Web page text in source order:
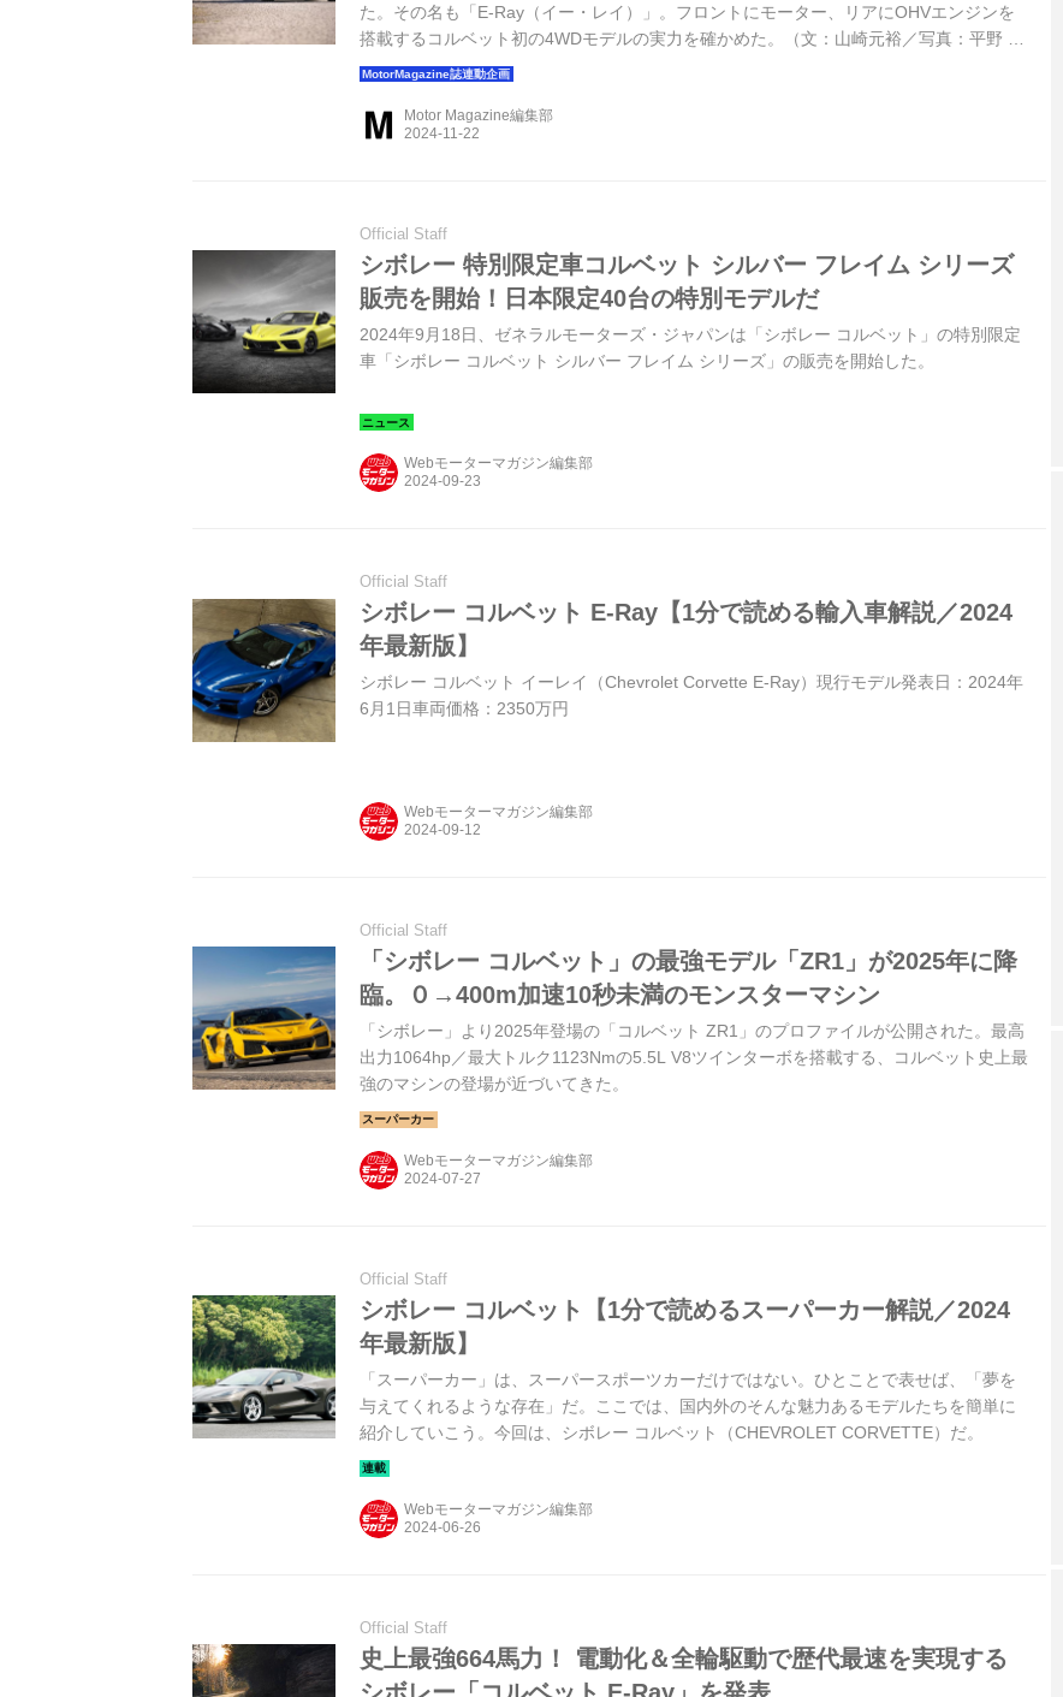
た。その名も「E-Ray（イー・レイ）」。フロントにモーター、リアにOHVエンジンを
搭載するコルベット初の4WDモデルの実力を確かめた。（文：山崎元裕／写真：平野 陽
／MotorMagazine2024年11月号より）
Motor Magazine編集部
Official Staff
シボレー 特別限定車コルベット シルバー フレイム シリーズ
販売を開始！日本限定40台の特別モデルだ
2024年9月18日、ゼネラルモーターズ・ジャパンは「シボレー コルベット」の特別限定
車「シボレー コルベット シルバー フレイム シリーズ」の販売を開始した。
Webモーターマガジン編集部
Official Staff
シボレー コルベット E-Ray【1分で読める輸入車解説／2024
年最新版】
シボレー コルベット イーレイ（Chevrolet Corvette E-Ray）現行モデル発表日：2024年
6月1日車両価格：2350万円
Webモーターマガジン編集部
Official Staff
「シボレー コルベット」の最強モデル「ZR1」が2025年に降
臨。０→400m加速10秒未満のモンスターマシン
「シボレー」より2025年登場の「コルベット ZR1」のプロファイルが公開された。最高
出力1064hp／最大トルク1123Nmの5.5L V8ツインターボを搭載する、コルベット史上最
強のマシンの登場が近づいてきた。
Webモーターマガジン編集部
Official Staff
シボレー コルベット【1分で読めるスーパーカー解説／2024
年最新版】
「スーパーカー」は、スーパースポーツカーだけではない。ひとことで表せば、「夢を
与えてくれるような存在」だ。ここでは、国内外のそんな魅力あるモデルたちを簡単に
紹介していこう。今回は、シボレー コルベット（CHEVROLET CORVETTE）だ。
Webモーターマガジン編集部
Official Staff
史上最強664馬力！ 電動化＆全輪駆動で歴代最速を実現する